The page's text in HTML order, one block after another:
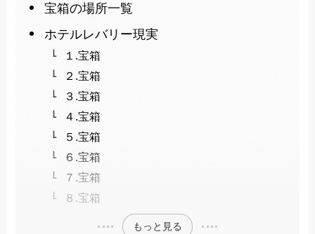
宝箱の場所一覧
ホテルレバリー現実
１.宝箱
２.宝箱
３.宝箱
４.宝箱
５.宝箱
６.宝箱
７.宝箱
８.宝箱
もっと見る